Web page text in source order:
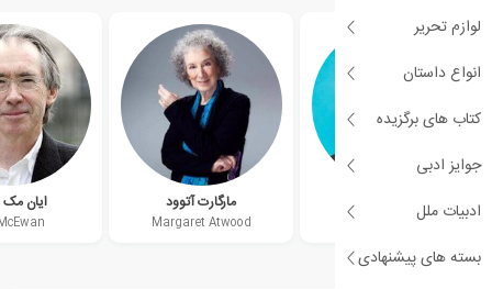
لوازم تحریر
انواع داستان
کتاب های برگزیده
جوایز ادبی
ادبیات ملل
بسته های پیشنهادی
Andy Weir
مارگارت آتوود
Margaret Atwood
ایان